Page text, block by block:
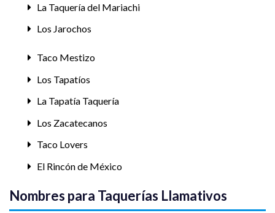
La Taquería del Mariachi
Los Jarochos
Taco Mestizo
Los Tapatíos
La Tapatía Taquería
Los Zacatecanos
Taco Lovers
El Rincón de México
Nombres para Taquerías Llamativos